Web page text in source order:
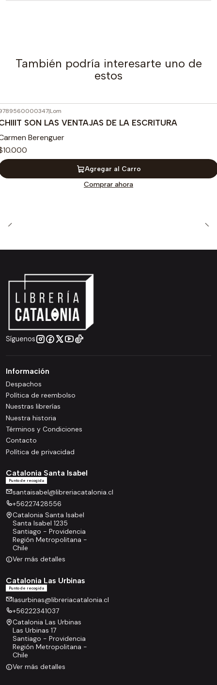
También podría interesarte uno de
estos
|Lom
SON LAS VENTAJAS DE LA ESCRITURA
Berenguer
Agregar al Carro
Comprar ahora
Síguenos
Información
Despachos
Política de reembolso
Nuestras librerías
Nuestra historia
Términos y Condiciones
Contacto
Política de privacidad
Catalonia Santa Isabel
Punto de recogida
santaisabel@libreriacatalonia.cl
+56227428556
Catalonia Santa Isabel
Santa Isabel 1235
Santiago - Providencia
Región Metropolitana -
Chile
Ver más detalles
Catalonia Las Urbinas
Punto de recogida
lasurbinas@libreriacatalonia.cl
+56222341037
Catalonia Las Urbinas
Las Urbinas 17
Santiago - Providencia
Región Metropolitana -
Chile
Ver más detalles